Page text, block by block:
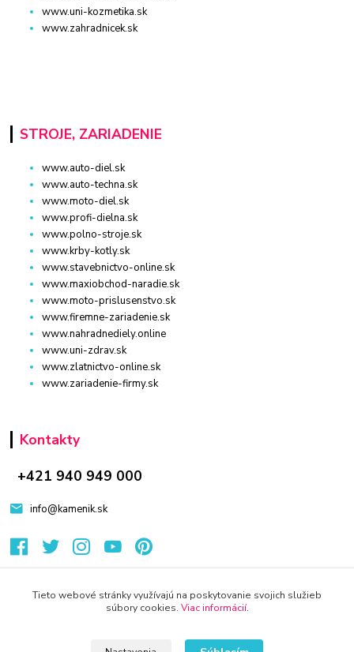
www.uni-kozmetika.sk
www.zahradnicek.sk
STROJE, ZARIADENIE
www.auto-diel.sk
www.auto-techna.sk
www.moto-diel.sk
www.profi-dielna.sk
www.polno-stroje.sk
www.krby-kotly.sk
www.stavebnictvo-online.sk
www.maxiobchod-naradie.sk
www.moto-prislusenstvo.sk
www.firemne-zariadenie.sk
www.nahradnediely.online
www.uni-zdrav.sk
www.zlatnictvo-online.sk
www.zariadenie-firmy.sk
Kontakty
+421 940 949 000
info@kamenik.sk
Eshop-rychlo.sk
Tieto webové stránky využívajú na poskytovanie svojich služieb
súbory cookies. Viac informácií.